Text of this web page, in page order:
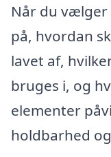
Når du
på, hvordan
lavet af,
bruges i, og
elementer
holdbarhed